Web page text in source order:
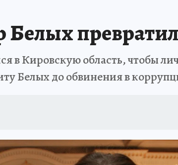
в Кировскую область, чтобы
Белых до обвинения в